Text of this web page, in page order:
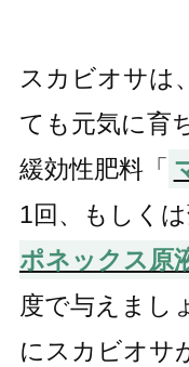
スカビオサは
ても元気に育
緩効性肥料「
1回、もしく
ポネックス原
度で与えまし
にスカビオサ